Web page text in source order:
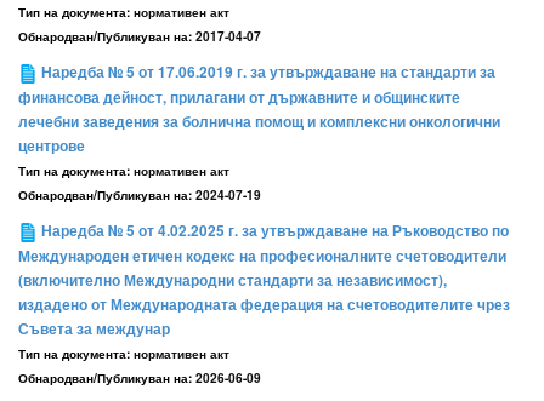
Тип на документа: нормативен акт
Обнародван/Публикуван на: 2017-04-07
Наредба № 5 от 17.06.2019 г. за утвърждаване на стандарти за
финансова дейност, прилагани от държавните и общинските
лечебни заведения за болнична помощ и комплексни онкологични
центрове
Тип на документа: нормативен акт
Обнародван/Публикуван на: 2024-07-19
Наредба № 5 от 4.02.2025 г. за утвърждаване на Ръководство по
Международен етичен кодекс на професионалните счетоводители
(включително Международни стандарти за независимост),
издадено от Международната федерация на счетоводителите чрез
Съвета за междунар
Тип на документа: нормативен акт
Обнародван/Публикуван на: 2026-06-09